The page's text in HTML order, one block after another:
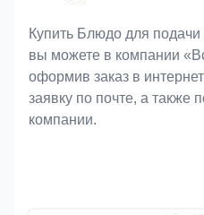
Купить Блюдо для
вы можете в компании
оформив заказ в
заявку по почте, а также
компании.